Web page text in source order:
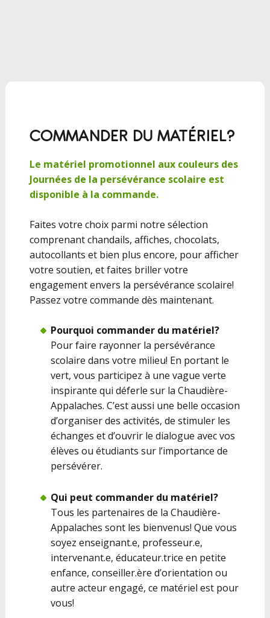
COMMANDER DU MATÉRIEL?
Le matériel promotionnel aux couleurs des
Journées de la persévérance scolaire est
disponible à la commande.
Faites votre choix parmi notre sélection
comprenant chandails, affiches, chocolats,
autocollants et bien plus encore, pour afficher
votre soutien, et faites briller votre
engagement envers la persévérance scolaire!
Passez votre commande dès maintenant.
Pourquoi commander du matériel?
Pour faire rayonner la persévérance
scolaire dans votre milieu! En portant le
vert, vous participez à une vague verte
inspirante qui déferle sur la Chaudière-
Appalaches. C’est aussi une belle occasion
d’organiser des activités, de stimuler les
échanges et d’ouvrir le dialogue avec vos
élèves ou étudiants sur l’importance de
persévérer.
Qui peut commander du matériel?
Tous les partenaires de la Chaudière-
Appalaches sont les bienvenus! Que vous
soyez enseignant.e, professeur.e,
intervenant.e, éducateur.trice en petite
enfance, conseiller.ère d’orientation ou
autre acteur engagé, ce matériel est pour
vous!